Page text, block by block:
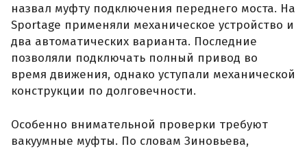
назвал муфту подключения переднего моста. На
Sportage применяли механическое устройство и
два автоматических варианта. Последние
позволяли подключать полный привод во
время движения, однако уступали механической
конструкции по долговечности.
Особенно внимательной проверки требуют
вакуумные муфты. По словам Зиновьева,